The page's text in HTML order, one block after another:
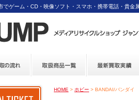
でゲーム・CD・映像ソフト・スマホ・携帯電話・貴
HOME > ホビー > BANDAI/バンダイ